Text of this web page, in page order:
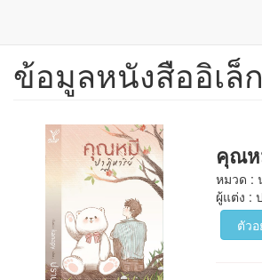
ข้าม
ข้อมูลหนังสืออิเล็
คุณห
หมวด :
ผู้แต่ง :
ตัวอ